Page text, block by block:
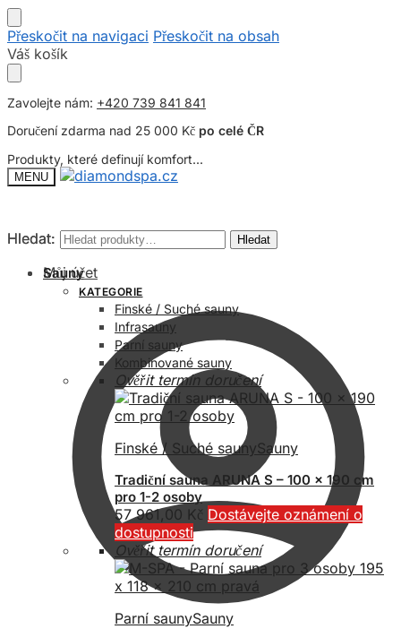
Přeskočit na navigaci Přeskočit na obsah
Váš košík
Zavolejte nám: +420 739 841 841
Doručení zdarma nad 25 000 Kč po celé ČR
Produkty, které definují komfort...
MENU
Hledat: Hledat
Můj účet
Hledat: Hledat
Sauny
KATEGORIE
Finské / Suché sauny
Infrasauny
Parní sauny
Kombinované sauny
Ověřit termín doručení
Finské / Suché saunySauny
Tradiční sauna ARUNA S – 100 x 190 cm
pro 1-2 osoby
57 961,00 Kč Dostávejte oznámení o
dostupnosti
Ověřit termín doručení
Parní saunySauny